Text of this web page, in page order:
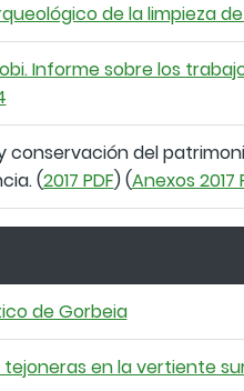
de la limpieza
Informe sobre los
conservación del
(2017 PDF) (Anexos 2017
de Gorbeia
en la vertiente